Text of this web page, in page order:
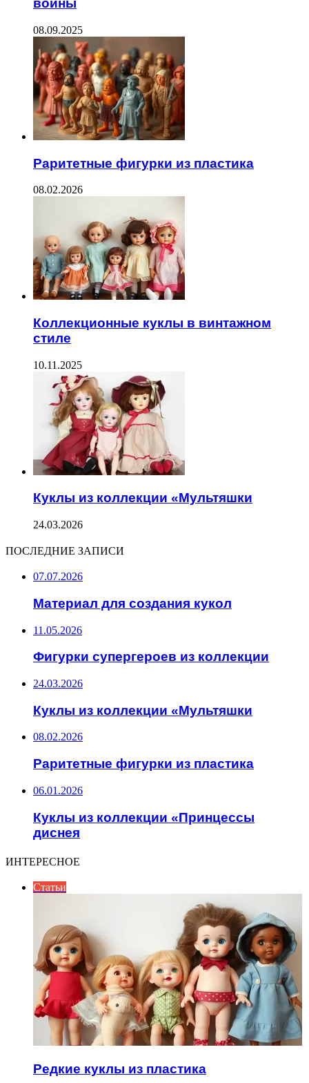
войны
08.09.2025
Раритетные фигурки из пластика
08.02.2026
Коллекционные куклы в винтажном
стиле
10.11.2025
Куклы из коллекции «Мультяшки
24.03.2026
ПОСЛЕДНИЕ ЗАПИСИ
07.07.2026
Материал для создания кукол
11.05.2026
Фигурки супергероев из коллекции
24.03.2026
Куклы из коллекции «Мультяшки
08.02.2026
Раритетные фигурки из пластика
06.01.2026
Куклы из коллекции «Принцессы
диснея
ИНТЕРЕСНОЕ
Статьи
Редкие куклы из пластика